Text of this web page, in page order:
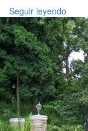
Seguir leyendo